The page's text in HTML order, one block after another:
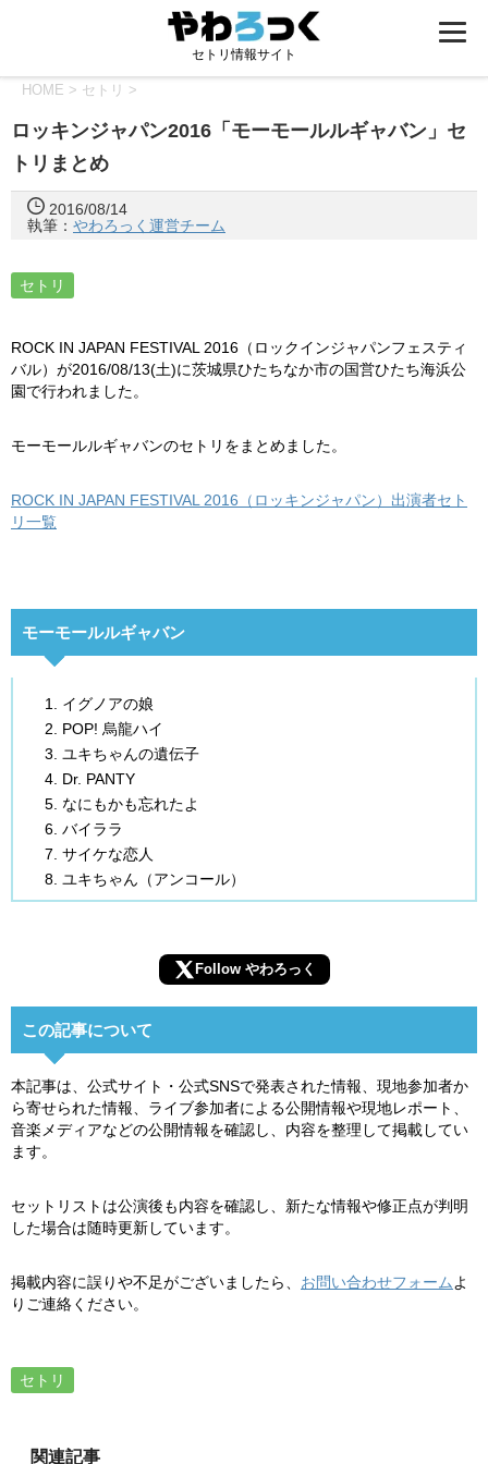
セトリ情報サイト
HOME > セトリ >
ロッキンジャパン2016「モーモールルギャバン」セ
トリまとめ
2016/08/14
執筆： やわろっく運営チーム
セトリ
ROCK IN JAPAN FESTIVAL 2016（ロックインジャパンフェスティ
バル）が2016/08/13(土)に茨城県ひたちなか市の国営ひたち海浜公
園で行われました。
モーモールルギャバンのセトリをまとめました。
ROCK IN JAPAN FESTIVAL 2016（ロッキンジャパン）出演者セト
リ一覧
モーモールルギャバン
イグノアの娘
POP! 烏龍ハイ
ユキちゃんの遺伝子
Dr. PANTY
なにもかも忘れたよ
バイララ
サイケな恋人
ユキちゃん（アンコール）
Follow やわろっく
この記事について
本記事は、公式サイト・公式SNSで発表された情報、現地参加者か
ら寄せられた情報、ライブ参加者による公開情報や現地レポート、
音楽メディアなどの公開情報を確認し、内容を整理して掲載してい
ます。
セットリストは公演後も内容を確認し、新たな情報や修正点が判明
した場合は随時更新しています。
掲載内容に誤りや不足がございましたら、 お問い合わせフォーム よ
りご連絡ください。
セトリ
関連記事